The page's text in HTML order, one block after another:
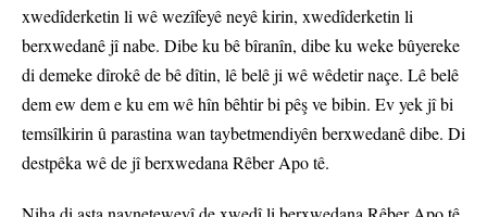
xwedîderketin li wê wezîfeyê neyê kirin, xwedîderketin li
berxwedanê jî nabe. Dibe ku bê bîranîn, dibe ku weke bûyereke
di demeke dîrokê de bê dîtin, lê belê ji wê wêdetir naçe. Lê belê
dem ew dem e ku em wê hîn bêhtir bi pêş ve bibin. Ev yek jî bi
temsîlkirin û parastina wan taybetmendiyên berxwedanê dibe. Di
destpêka wê de jî berxwedana Rêber Apo tê.